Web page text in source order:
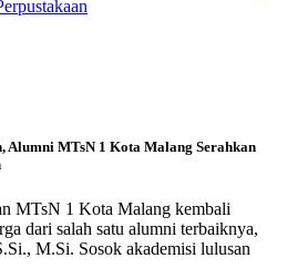
Alumni MTsN 1 Kota Malang Serahkan
MTsN 1 Kota Malang kembali
dari salah satu alumni terbaiknya,
M.Si. Sosok akademisi lulusan